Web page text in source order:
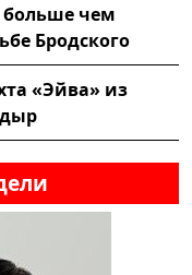
чем
Бродского
«Эйва» из